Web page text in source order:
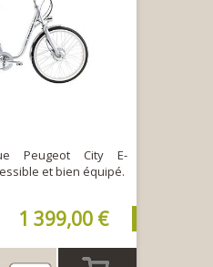
Peugeot City E-
et bien équipé.
1 399,00 €